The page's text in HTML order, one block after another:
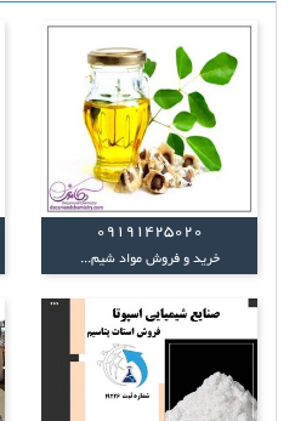
09191425020
خرید و فروش مواد شیم...